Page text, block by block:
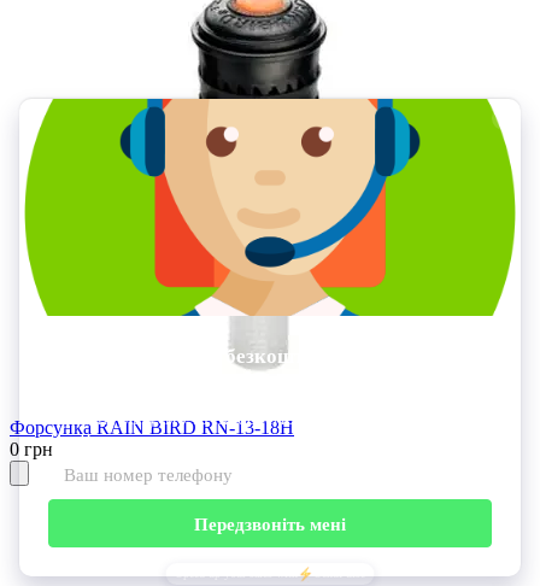
Форсунка RAIN BIRD RN-13-18H
0 грн